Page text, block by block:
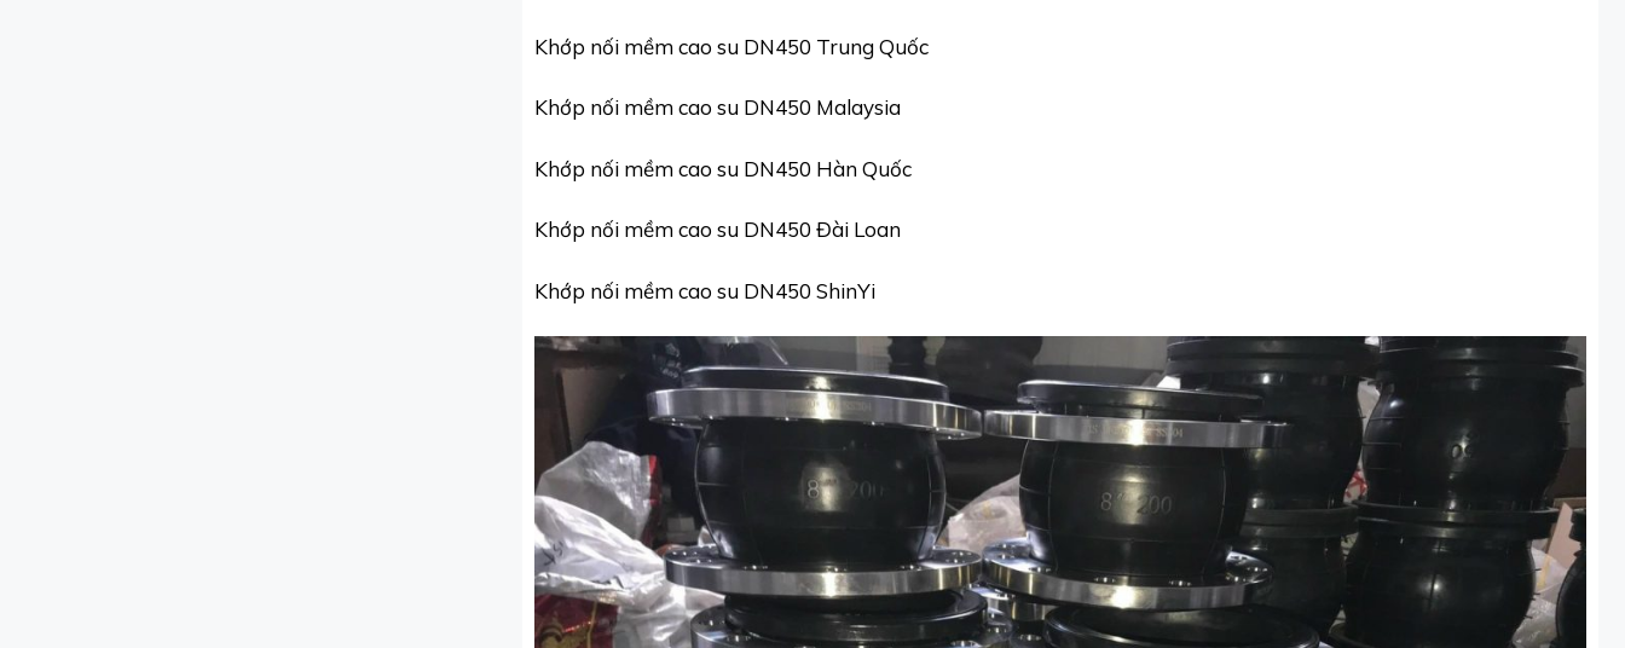
Khớp nối mềm cao su DN450 Trung Quốc
Khớp nối mềm cao su DN450 Malaysia
Khớp nối mềm cao su DN450 Hàn Quốc
Khớp nối mềm cao su DN450 Đài Loan
Khớp nối mềm cao su DN450 ShinYi